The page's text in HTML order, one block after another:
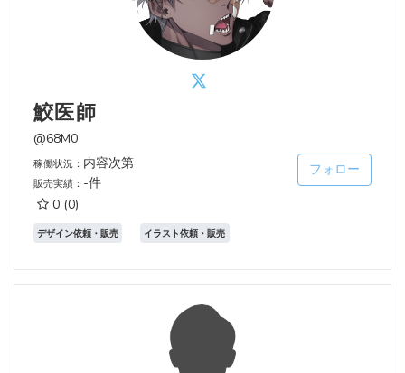
鮫医師
@68M0
稼働状況： 内容次第
販売実績： -件
0 (0)
フォロー
デザイン依頼・販売 イラスト依頼・販売